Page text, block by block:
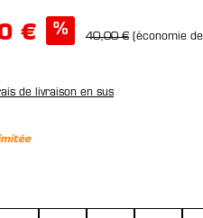
€ % 40,00 € (économie
de livraison en sus